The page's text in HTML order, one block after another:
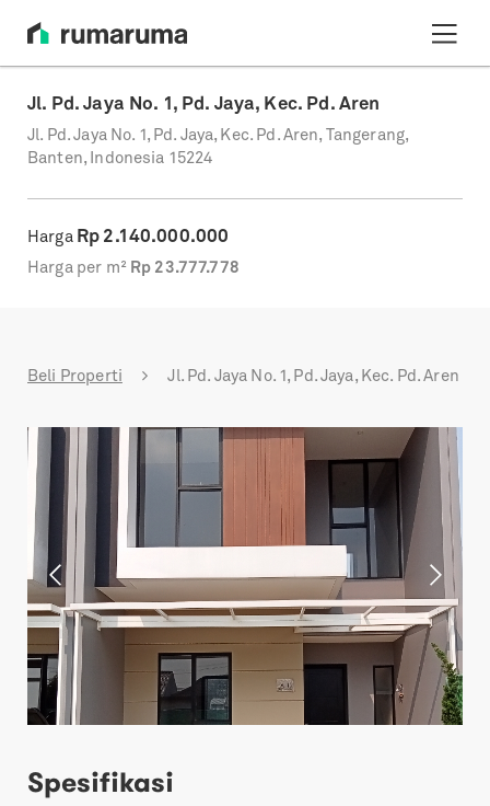
Jl. Pd. Jaya No. 1, Pd. Jaya, Kec. Pd. Aren
Jl. Pd. Jaya No. 1, Pd. Jaya, Kec. Pd. Aren, Tangerang,
Banten, Indonesia 15224
Harga Rp 2.140.000.000
Harga per m² Rp 23.777.778
Beli Properti Jl. Pd. Jaya No. 1, Pd. Jaya, Kec. Pd. Aren
Previous Next
Spesifikasi